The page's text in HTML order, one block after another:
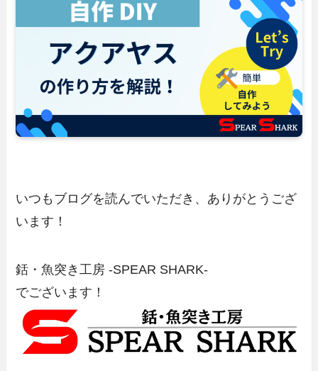
いつもブログを読んでいただき、ありがとうござ
います！
銛・魚突き工房 -SPEAR SHARK-
でございます！